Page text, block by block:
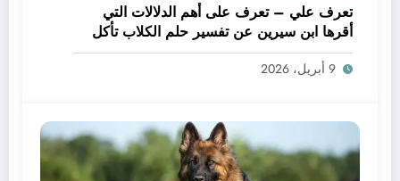
تعرف علي – تعرف على أهم الدلالات التي
أقرها ابن سيرين عن تفسير حلم الكلاب تأكل
لحم – بالتفصيل
9 أبريل، 2026